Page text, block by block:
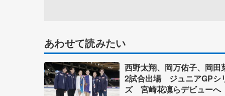
あわせて読みたい
西野太翔、岡万佑子、岡田
2試合出場 ジュニアGPシ
ズ 宮崎花凜らデビューへ